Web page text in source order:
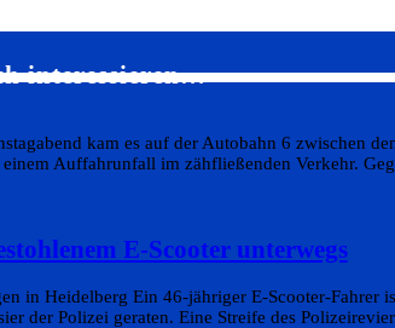
interessieren…
kam es auf der Autobahn 6 zwischen
Auffahrunfall im zähfließenden Verkehr.
E-Scooter unterwegs
in Heidelberg Ein 46-jähriger E-Scooter-Fahrer
der Polizei geraten. Eine Streife des